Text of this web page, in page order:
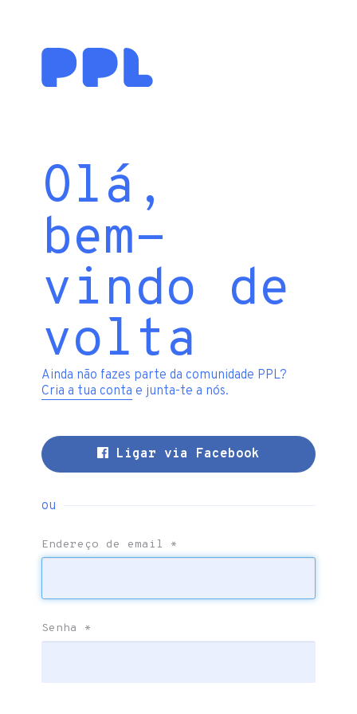
Olá,
bem-
vindo de
volta
Ainda não fazes parte da comunidade PPL?
Cria a tua conta e junta-te a nós.
Ligar via Facebook
ou
Endereço de email *
Senha *